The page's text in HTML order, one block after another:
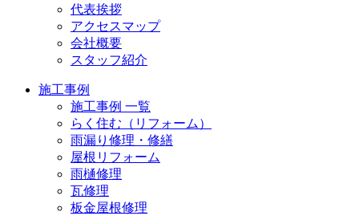
代表挨拶
アクセスマップ
会社概要
スタッフ紹介
施工事例
施工事例 一覧
らく住む（リフォーム）
雨漏り修理・修繕
屋根リフォーム
雨樋修理
瓦修理
板金屋根修理